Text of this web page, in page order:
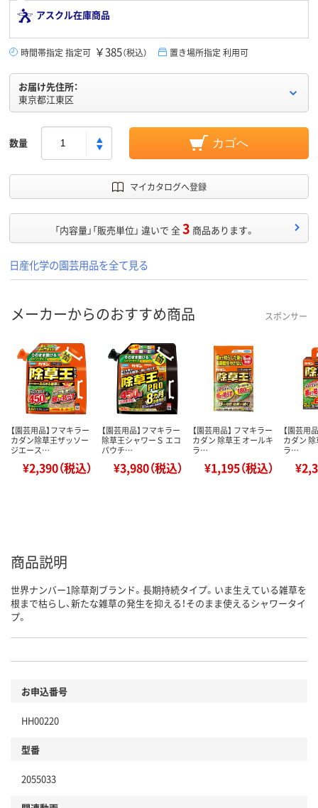
アスクル在庫商品
時間帯指定 指定可 ￥385（税込） 置き場所指定 利用可
お届け先住所：
東京都江東区
数量 カゴへ
マイカタログへ登録
「内容量」「販売単位」 違いで 全3 商品あります。
日産化学の園芸用品を全て見る
メーカーからのおすすめ商品 スポンサー
【園芸用品】フマキラー
カダン除草王ザッソー
ジエース…
¥2,390（税込）
【園芸用品】フマキラー
除草王シャワーＳ エコ
パウチ…
¥3,980（税込）
【園芸用品】 フマキラー
カダン 除草王 オールキ
ラ…
¥1,195（税込）
【園芸用
カダン
ラ…
商品説明
世界ナンバー1除草剤ブランド。長期持続タイプ。いま生えている雑草を
根まで枯らし、新たな雑草の発生を抑える！そのまま使えるシャワータイ
プ。
お申込番号
HH00220
型番
2055033